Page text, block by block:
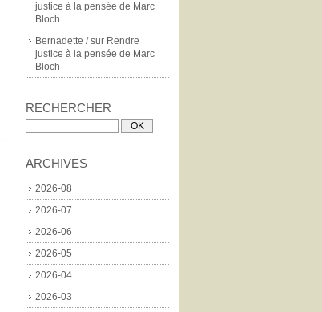
justice à la pensée de Marc
Bloch
Bernadette /sur Rendre
justice à la pensée de Marc
Bloch
RECHERCHER
ARCHIVES
2026-08
2026-07
2026-06
2026-05
2026-04
2026-03